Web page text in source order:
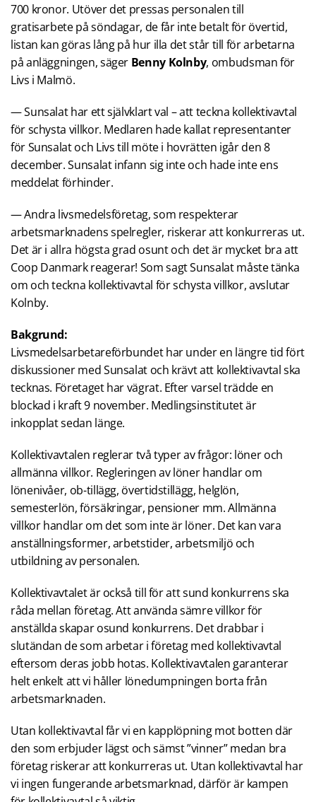
700 kronor. Utöver det pressas personalen till
gratisarbete på söndagar, de får inte betalt för övertid,
listan kan göras lång på hur illa det står till för arbetarna
på anläggningen, säger Benny Kolnby, ombudsman för
Livs i Malmö.
— Sunsalat har ett självklart val – att teckna kollektivavtal
för schysta villkor. Medlaren hade kallat representanter
för Sunsalat och Livs till möte i hovrätten igår den 8
december. Sunsalat infann sig inte och hade inte ens
meddelat förhinder.
— Andra livsmedelsföretag, som respekterar
arbetsmarknadens spelregler, riskerar att konkurreras ut.
Det är i allra högsta grad osunt och det är mycket bra att
Coop Danmark reagerar! Som sagt Sunsalat måste tänka
om och teckna kollektivavtal för schysta villkor, avslutar
Kolnby.
Bakgrund:
Livsmedelsarbetareförbundet har under en längre tid fört
diskussioner med Sunsalat och krävt att kollektivavtal ska
tecknas. Företaget har vägrat. Efter varsel trädde en
blockad i kraft 9 november. Medlingsinstitutet är
inkopplat sedan länge.
Kollektivavtalen reglerar två typer av frågor: löner och
allmänna villkor. Regleringen av löner handlar om
lönenivåer, ob-tillägg, övertidstillägg, helglön,
semesterlön, försäkringar, pensioner mm. Allmänna
villkor handlar om det som inte är löner. Det kan vara
anställningsformer, arbetstider, arbetsmiljö och
utbildning av personalen.
Kollektivavtalet är också till för att sund konkurrens ska
råda mellan företag. Att använda sämre villkor för
anställda skapar osund konkurrens. Det drabbar i
slutändan de som arbetar i företag med kollektivavtal
eftersom deras jobb hotas. Kollektivavtalen garanterar
helt enkelt att vi håller lönedumpningen borta från
arbetsmarknaden.
Utan kollektivavtal får vi en kapplöpning mot botten där
den som erbjuder lägst och sämst ”vinner” medan bra
företag riskerar att konkurreras ut. Utan kollektivavtal har
vi ingen fungerande arbetsmarknad, därför är kampen